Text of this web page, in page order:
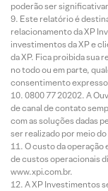
poderão ser
Este relatório é
relacionamento da XP
investimentos da XP e
da XP. Fica proibida sua
no todo ou em parte,
consentimento
0800 77 20202. A
de canal de contato
com as soluções dadas
ser realizado por meio
O custo da operação
de custos operacionais
www.xpi.com.br.
A XP Investimentos